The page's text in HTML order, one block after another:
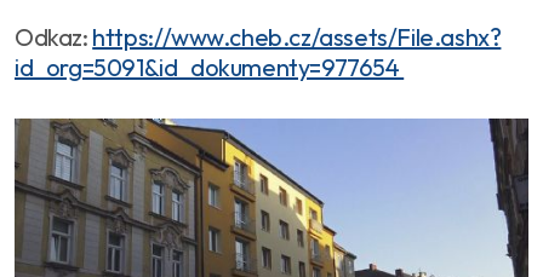
Odkaz: https://www.cheb.cz/assets/File.ashx?
id_org=5091&id_dokumenty=977654